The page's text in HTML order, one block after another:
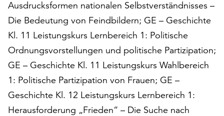
Ausdrucksformen nationalen Selbstverständnisses –
Die Bedeutung von Feindbildern; GE – Geschichte
Kl. 11 Leistungskurs Lernbereich 1: Politische
Ordnungsvorstellungen und politische Partizipation;
GE – Geschichte Kl. 11 Leistungskurs Wahlbereich
1: Politische Partizipation von Frauen; GE –
Geschichte Kl. 12 Leistungskurs Lernbereich 1:
Herausforderung „Frieden“ – Die Suche nach